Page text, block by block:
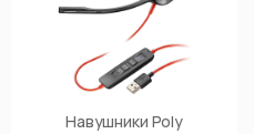
Навушники Poly